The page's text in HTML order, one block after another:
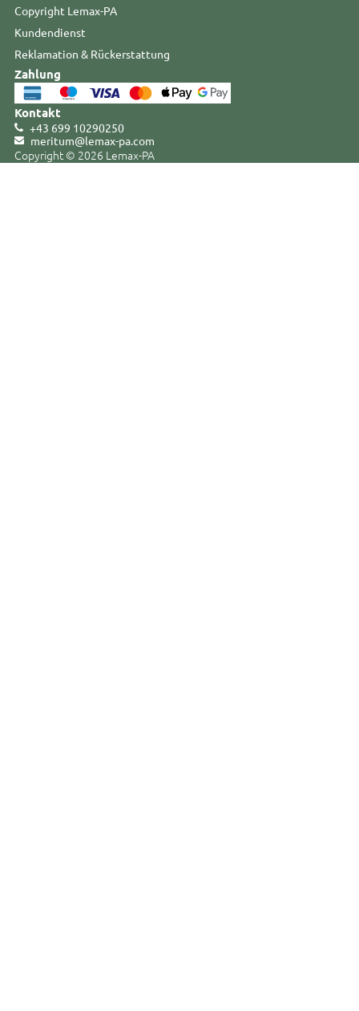
Copyright Lemax-PA
Kundendienst
Reklamation & Rückerstattung
Zahlung
Kontakt
+43 699 10290250
meritum@lemax-pa.com
Copyright © 2026 Lemax-PA